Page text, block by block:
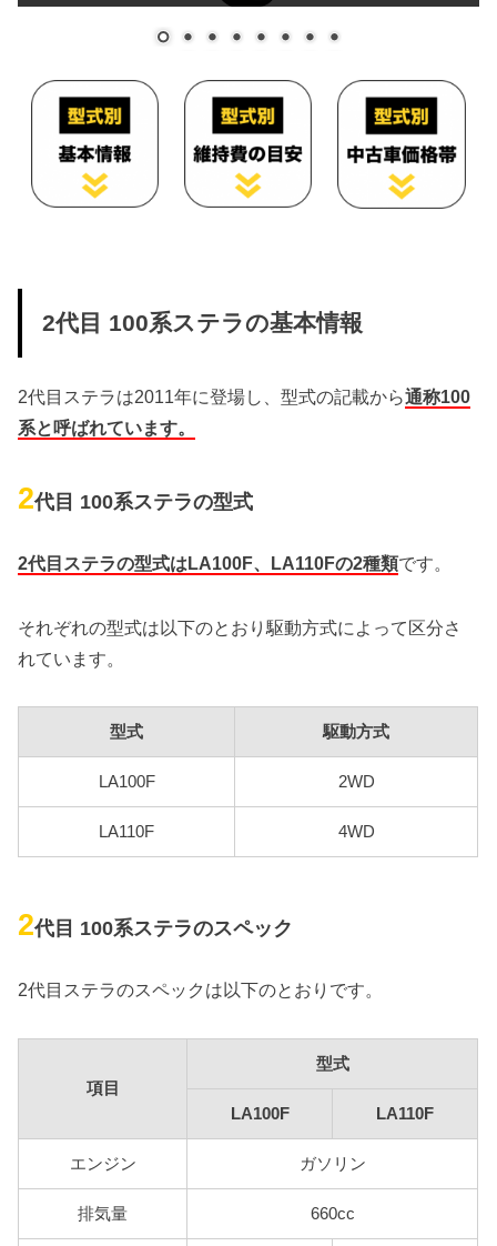
2代目 100系ステラの基本情報
2代目ステラは2011年に登場し、型式の記載から通称100
系と呼ばれています。
2代目 100系ステラの型式
2代目ステラの型式はLA100F、LA110Fの2種類です。
それぞれの型式は以下のとおり駆動方式によって区分さ
れています。
型式 駆動方式
LA100F 2WD
LA110F 4WD
2代目 100系ステラのスペック
2代目ステラのスペックは以下のとおりです。
項目
型式
LA100F LA110F
エンジン ガソリン
排気量 660cc